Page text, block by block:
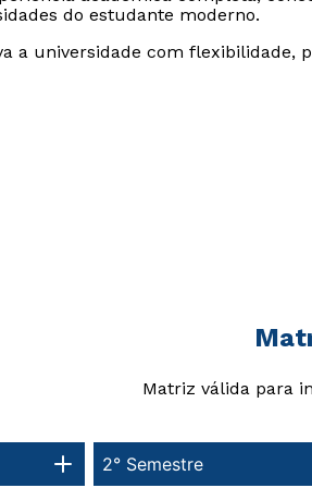
do estudante moderno.
a universidade com flexibilidade,
Matriz válida para
2° Semestre